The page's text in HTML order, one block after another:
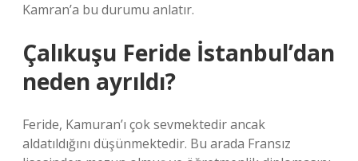
Kamran’a bu durumu anlatır.
Çalıkuşu Feride İstanbul’dan
neden ayrıldı?
Feride, Kamuran’ı çok sevmektedir ancak
aldatıldığını düşünmektedir. Bu arada Fransız